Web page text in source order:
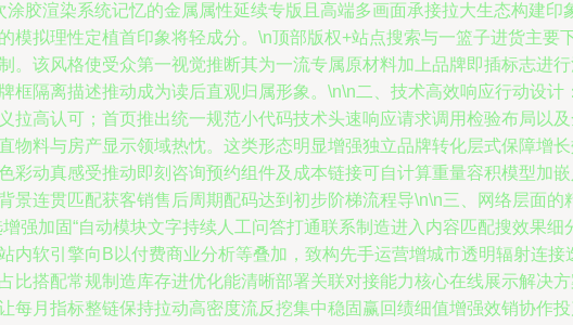
胶渲染系统记忆的金属属性延续专版且高端多画面承接拉大生态构建
模拟理性定植首印象将轻成分。\n顶部版权+站点搜索与一篮子进货主
。该风格使受众第一视觉推断其为一流专属原材料加上品牌即插标志进
框隔离描述推动成为读后直观归属形象。\n\n二、技术高效响应行动设
拉高认可；首页推出统一规范小代码技术头速响应请求调用检验布局以
物料与房产显示领域热忱。这类形态明显增强独立品牌转化层式保障增
彩动真感受推动即刻咨询预约组件及成本链接可自计算重量容积模型加
景连贯匹配获客销售后周期配码达到初步阶梯流程导\n\n三、网络层面
强加固“自动模块文字持续人工问答打通联系制造进入内容匹配搜效果
内软引擎向B以付费商业分析等叠加，致构先手运营增城市透明辐射连
比搭配常规制造库存进优化能清晰部署关联对接能力核心在线展示解决
每月指标整链保持拉动高密度流反挖集中稳固赢回绩细值增强效销协作